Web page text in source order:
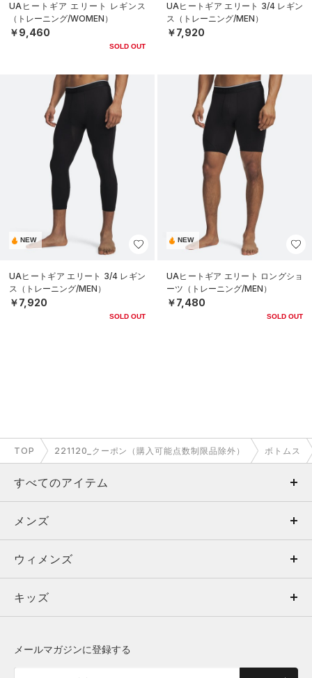
UAヒートギア エリート レギンス
（トレーニング/WOMEN）
￥9,460
SOLD OUT
UAヒートギア エリート 3/4 レギン
ス（トレーニング/MEN）
￥7,920
NEW
UAヒートギア エリート 3/4 レギン
ス（トレーニング/MEN）
￥7,920
SOLD OUT
NEW
UAヒートギア エリート ロングショ
ーツ（トレーニング/MEN）
￥7,480
SOLD OUT
TOP 221120_クーポン（購入可能点数制限品除外） ボトムス
すべてのアイテム
メンズ
ウィメンズ
キッズ
メンズ
トップス
ボトムス
ウィメンズ
トップス
キッズ
メールマガジンに登録する